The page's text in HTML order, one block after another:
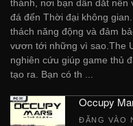
thánh, nơi bạn dẫn dắt nền
đá đến Thời đại không
thách năng động và đảm
vươn tới những vì sao.The
nghiên cứu giúp game thủ
tạo ra. Bạn có th ...
Occupy
ĐĂNG VÀO